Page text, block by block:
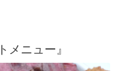
メニュー』